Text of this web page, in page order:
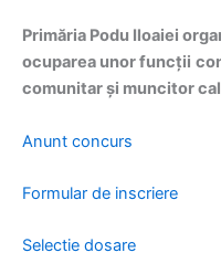
Primăria Podu Iloaiei
ocuparea unor funcții
comunitar și muncitor
Anunt concurs
Formular de inscriere
Selectie dosare